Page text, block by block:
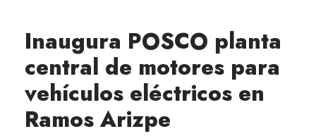
Inaugura POSCO planta
central de motores para
vehículos eléctricos en
Ramos Arizpe